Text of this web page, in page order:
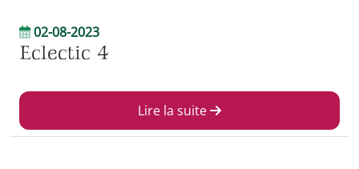
02-08-2023
Eclectic 4
Lire la suite